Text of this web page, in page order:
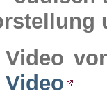
Video
Video